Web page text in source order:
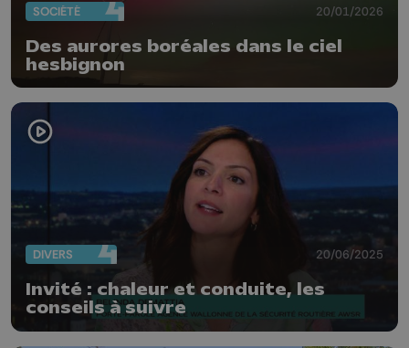
SOCIÉTÉ 20/01/2026
Des aurores boréales dans le ciel
hesbignon
DIVERS 20/06/2025
Invité : chaleur et conduite, les
conseils à suivre